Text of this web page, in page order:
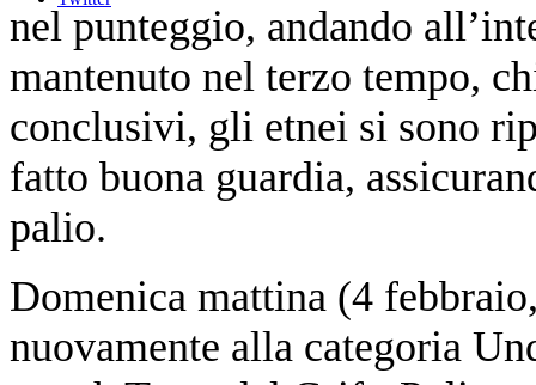
nel punteggio, andando
mantenuto nel terzo tempo,
conclusivi, gli etnei si sono
fatto buona guardia,
palio.
Domenica mattina (4
nuovamente alla categoria